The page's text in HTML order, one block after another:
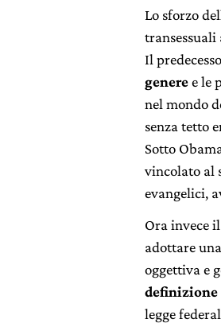
Lo sforzo
transessuali
Il
generee le
nel mondo
senza tetto
Sotto
vincolato al
evangelici,
Ora invece
adottare
oggettiva e
definizione
legge